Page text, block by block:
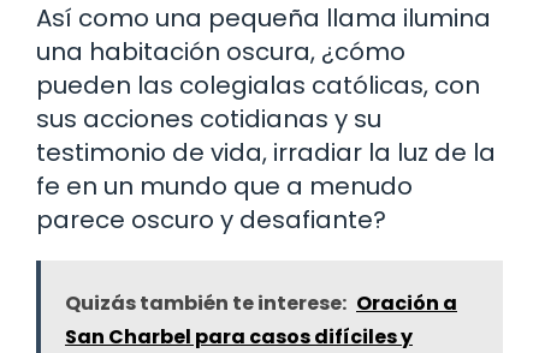
Así como una pequeña llama ilumina
una habitación oscura, ¿cómo
pueden las colegialas católicas, con
sus acciones cotidianas y su
testimonio de vida, irradiar la luz de la
fe en un mundo que a menudo
parece oscuro y desafiante?
Quizás también te interese: Oración a
San Charbel para casos difíciles y